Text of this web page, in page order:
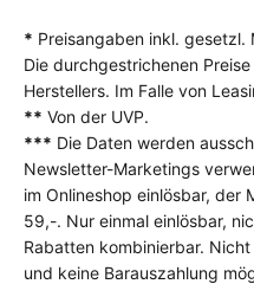
* Preisangaben inkl. gesetzl.
Die durchgestrichenen
Herstellers. Im Falle von
** Von der UVP.
*** Die Daten werden
Newsletter-Marketings
im Onlineshop einlösbar,
59,-. Nur einmal einlösbar,
Rabatten kombinierbar.
und keine Barauszahlung